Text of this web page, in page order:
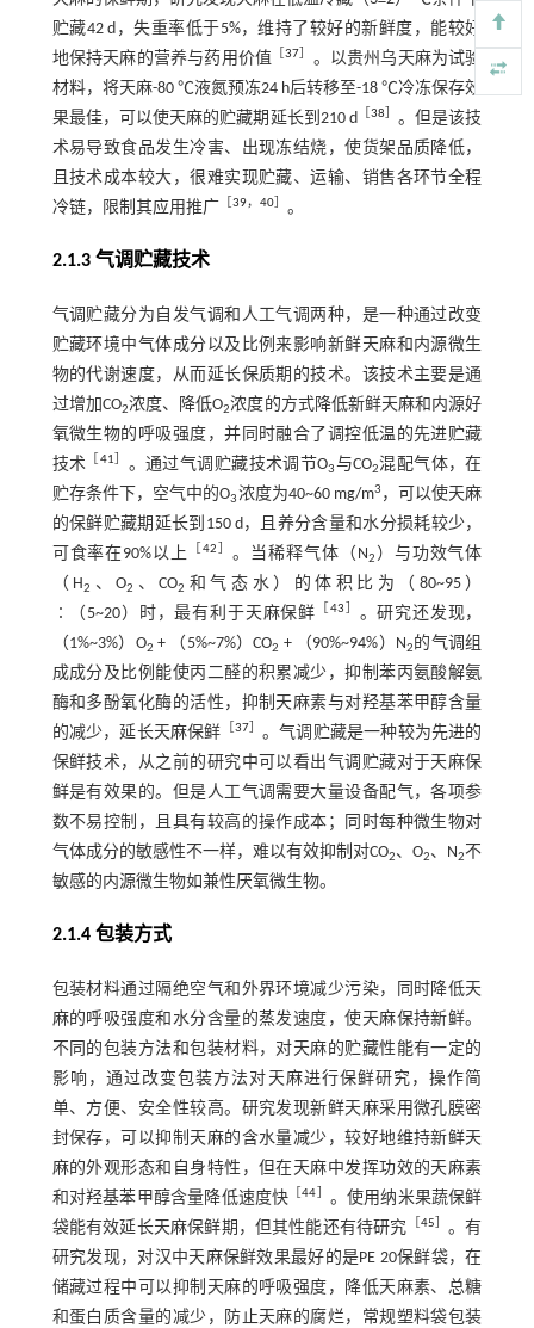
贮藏42 d，失重率低于5%，维持了较好的新鲜度，能较好
地保持天麻的营养与药用价值 ［37
。以贵州乌天麻为试验
材料，将天麻-80 ℃液氮预冻24 h后转移至-18 ℃冷冻保存效
果最佳，可以使天麻的贮藏期延长到210 d［ 38
。但是该技
术易导致食品发生冷害、出现冻结烧，使货架品质降低，
且技术成本较大，很难实现贮藏、运输、销售各环节全程
冷链，限制其应用推广
［ 39， 40］ 。
2.1.3 气调贮藏技术
气调贮藏分为自发气调和人工气调两种，是一种通过改变
贮藏环境中气体成分以及比例来影响新鲜天麻和内源微生
物的代谢速度，从而延长保质期的技术。该技术主要是通
过增加CO2浓度、降低O2浓度的方式降低新鲜天麻和内源好
氧微生物的呼吸强度，并同时融合了调控低温的先进贮藏
技术
41 。通过气调贮藏技术调节O3与CO2混配气体，在
贮存条件下，空气中的O3浓度为40~60 mg/m3 ，可以使天麻
的保鲜贮藏期延长到150 d，且养分含量和水分损耗较少，
可食率在90%以上
［42 。当稀释气体（N2 ）与功效气体
（H2 、O2 、CO2 和气态水）的体积比为（80~95）
∶（5~20）时，最有利于天麻保鲜
43
。研究还发现，
（1%~3%）O2 + （5%~7%）CO2 + （90%~94%）N2 的气调组
成成分及比例能使丙二醛的积累减少，抑制苯丙氨酸解氨
酶和多酚氧化酶的活性，抑制天麻素与对羟基苯甲醇含量
的减少，延长天麻保鲜
37］ 。气调贮藏是一种较为先进的
保鲜技术，从之前的研究中可以看出气调贮藏对于天麻保
鲜是有效果的。但是人工气调需要大量设备配气，各项参
数不易控制，且具有较高的操作成本；同时每种微生物对
气体成分的敏感性不一样，难以有效抑制对CO2、O2、N2不
敏感的内源微生物如兼性厌氧微生物。
2.1.4 包装方式
包装材料通过隔绝空气和外界环境减少污染，同时降低天
麻的呼吸强度和水分含量的蒸发速度，使天麻保持新鲜。
不同的包装方法和包装材料，对天麻的贮藏性能有一定的
影响，通过改变包装方法对天麻进行保鲜研究，操作简
单、方便、安全性较高。研究发现新鲜天麻采用微孔膜密
封保存，可以抑制天麻的含水量减少，较好地维持新鲜天
麻的外观形态和自身特性，但在天麻中发挥功效的天麻素
和对羟基苯甲醇含量降低速度快 ［44
。使用纳米果蔬保鲜
袋能有效延长天麻保鲜期，但其性能还有待研究
45
。有
研究发现，对汉中天麻保鲜效果最好的是PE 20保鲜袋，在
储藏过程中可以抑制天麻的呼吸强度，降低天麻素、总糖
和蛋白质含量的减少，防止天麻的腐烂，常规塑料袋包装